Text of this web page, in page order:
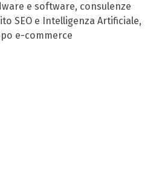
e software, consulenze
SEO e Intelligenza Artificiale,
e-commerce